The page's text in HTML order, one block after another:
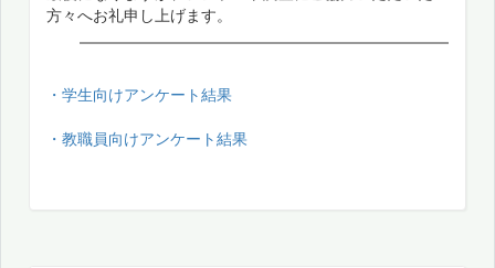
方々へお礼申し上げます。
・学生向けアンケート結果
・教職員向けアンケート結果